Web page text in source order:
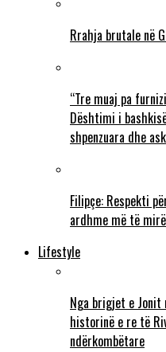
Rrahja brutale në
“Tre muaj pa
Dështimi i
shpenzuara dhe
Filipçe: Respekti
ardhme më të
Lifestyle
Nga brigjet e Jonit
historinë e re të
ndërkombëtare